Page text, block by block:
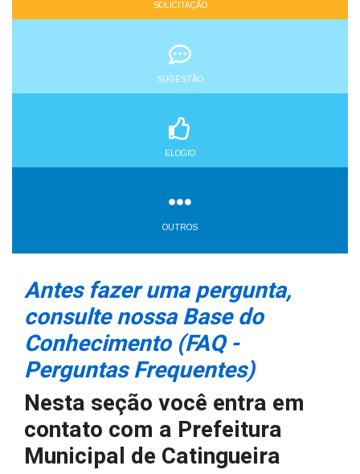
SOLICITAÇÃO
SUGESTÃO
ELOGIO
OUTROS
Antes fazer uma pergunta,
consulte nossa Base do
Conhecimento (FAQ -
Perguntas Frequentes)
Nesta seção você entra em
contato com a Prefeitura
Municipal de Catingueira